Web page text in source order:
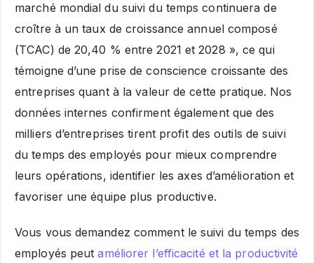
marché mondial du suivi du temps continuera de
croître à un taux de croissance annuel composé
(TCAC) de 20,40 % entre 2021 et 2028 », ce qui
témoigne d’une prise de conscience croissante des
entreprises quant à la valeur de cette pratique. Nos
données internes confirment également que des
milliers d’entreprises tirent profit desoutils de suivi
du temps des employés pour mieux comprendre
leurs opérations, identifier les axes d’amélioration et
favoriser une équipe plus productive.
Vous vous demandez comment le suivi du temps des
employés peutaméliorer l’efficacité et la productivité